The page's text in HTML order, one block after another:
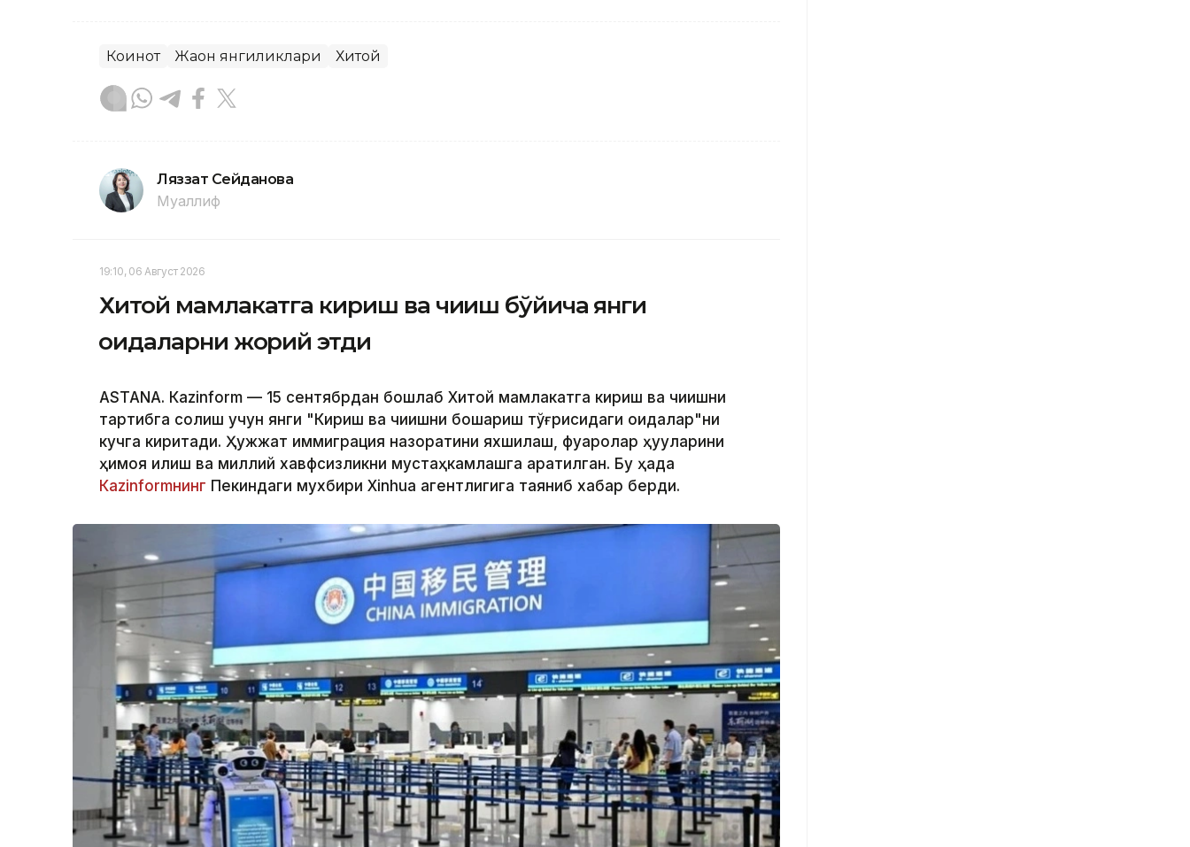
Коинот Жаҳон янгиликлари Хитой
Ляззат Сейданова
Муаллиф
19:10, 06 Август 2026
Хитой мамлакатга кириш ва чиқиш бўйича янги
қоидаларни жорий этди
ASTANА. Кazinform — 15 сентябрдан бошлаб Хитой мамлакатга кириш ва чиқишни
тартибга солиш учун янги "Кириш ва чиқишни бошқариш тўғрисидаги қоидалар"ни
кучга киритади. Ҳужжат иммиграция назоратини яхшилаш, фуқаролар ҳуқуқларини
ҳимоя қилиш ва миллий хавфсизликни мустаҳкамлашга қаратилган. Бу ҳақда
Кazinformнинг Пекиндаги мухбири Xinhua агентлигига таяниб хабар берди.